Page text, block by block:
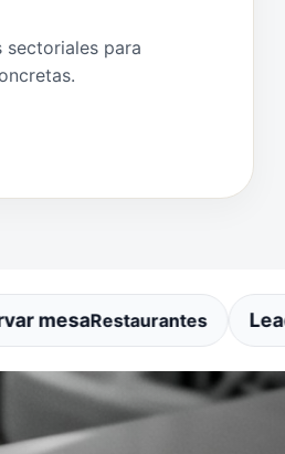
sectoriales para
mesaRestaurantes